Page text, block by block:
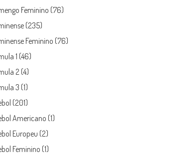
Feminino (76)
(235)
Feminino (76)
1 (46)
2 (4)
3 (1)
(201)
Americano (1)
Europeu (2)
Feminino (1)